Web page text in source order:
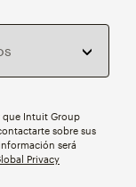
que Intuit Group
sobre sus
será
Privacy